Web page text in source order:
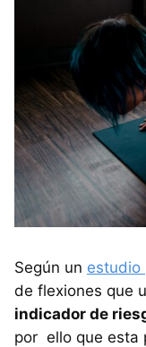
Según un estudio
de flexiones que
indicador de
por ello que esta